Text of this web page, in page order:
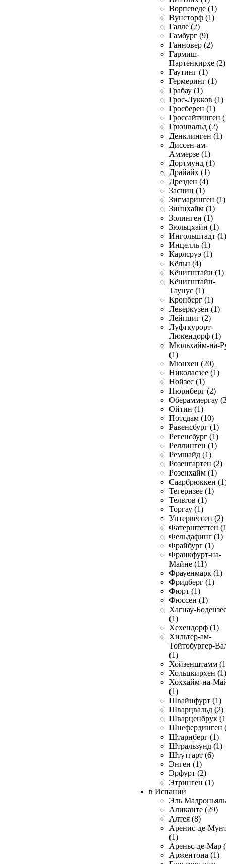
Ворпсведе (1)
Вунсторф (1)
Галле (2)
Гамбург (9)
Ганновер (2)
Гармиш-
Партенкирхе (2)
Гаутинг (1)
Гермеринг (1)
Грабау (1)
Грос-Лукков (1)
Гросберен (1)
Гроссайтинген
Грюнвальд (2)
Денклинген (1)
Диссен-ам-
Аммерзе (1)
Дортмунд (1)
Драйайх (1)
Дрезден (4)
Засниц (1)
Зигмаринген (1)
Зинцхайм (1)
Золинген (1)
Зюльцхайн (1)
Ингольштадт (1)
Инцелль (1)
Карлсруэ (1)
Кёльн (4)
Кёнигштайн (1)
Кёнигштайн-
Таунус (1)
Кронберг (1)
Леверкузен (1)
Лейпциг (2)
Луфткурорт-
Люкендорф (1)
Мюльхайм-на-
(1)
Мюнхен (20)
Николасзее (1)
Нойзес (1)
Нюрнберг (2)
Обераммергау
Ойтин (1)
Потсдам (10)
Равенсбург (1)
Регенсбург (1)
Реллинген (1)
Ремшайд (1)
Розенгартен (2)
Розенхайм (1)
Саарбрюккен
Тегернзее (1)
Тельтов (1)
Торгау (1)
Унтервёссен (2)
Фатерштеттен
Фельдафинг (1)
Фрайбург (1)
Франкфурт-на-
Майне (11)
Фрауенмарк (1)
Фридберг (1)
Фюрт (1)
Фюссен (1)
Хагнау-
(1)
Хехендорф (1)
Хильтер-ам-
Тойтобургер-
(1)
Хойзенштамм
Хольцкирхен (1)
Хоххайм-на-
(1)
Швайнфурт (1)
Шварцвальд (2)
Шварценбрук
Шнефердинген
Штарнберг (1)
Штральзунд (1)
Штутгарт (6)
Энген (1)
Эрфурт (2)
Этринген (1)
в Испании
Эль
Аликанте (29)
Алтея (8)
Аренис-де-
(1)
Ареньс-де-Мар
Аржентона (1)